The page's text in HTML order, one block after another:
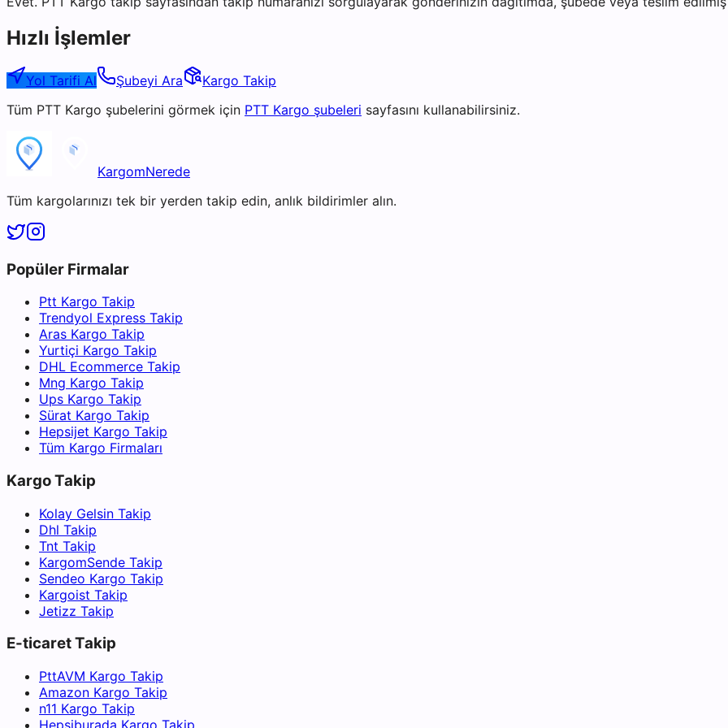
Hızlı İşlemler
Yol Tarifi Al Şubeyi Ara
Kargo Takip
Tüm PTT Kargo şubelerini görmek için PTT Kargo şubeleri sayfasını kullanabilirsiniz.
KargomNerede
Tüm kargolarınızı tek bir yerden takip edin, anlık bildirimler alın.
Popüler Firmalar
Ptt Kargo Takip
Trendyol Express Takip
Aras Kargo Takip
Yurtiçi Kargo Takip
DHL Ecommerce Takip
Mng Kargo Takip
Ups Kargo Takip
Sürat Kargo Takip
Hepsijet Kargo Takip
Tüm Kargo Firmaları
Kargo Takip
Kolay Gelsin Takip
Dhl Takip
Tnt Takip
KargomSende Takip
Sendeo Kargo Takip
Kargoist Takip
Jetizz Takip
E-ticaret Takip
PttAVM Kargo Takip
Amazon Kargo Takip
n11 Kargo Takip